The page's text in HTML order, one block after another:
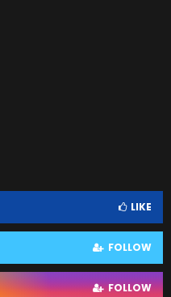
LIKE
FOLLOW
FOLLOW